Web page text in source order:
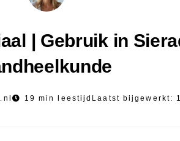
| Gebruik in
19 min leestijd Laatst bijgewerkt: